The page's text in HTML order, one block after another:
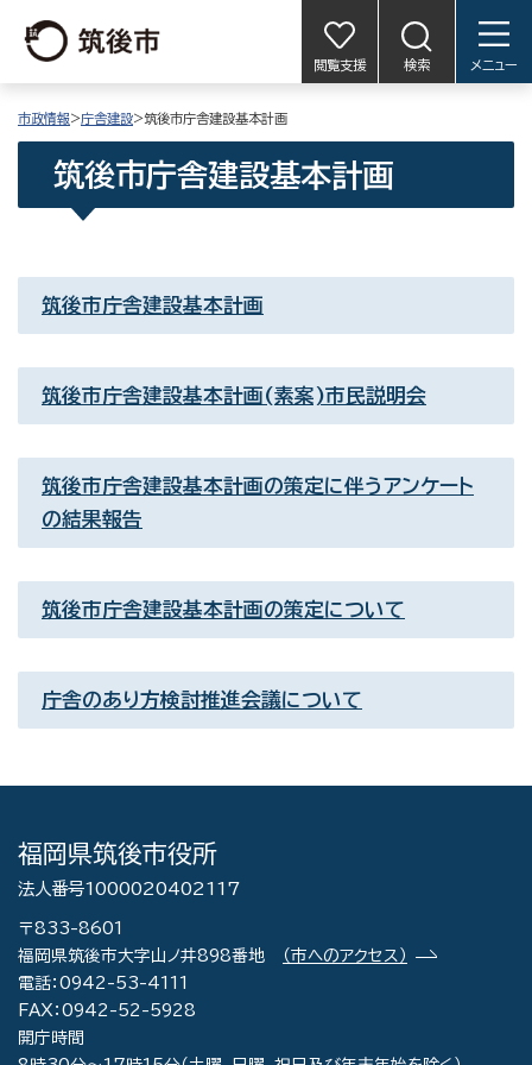
閲覧支援 検索 メニュー
市政情報>庁舎建設>筑後市庁舎建設基本計画
筑後市庁舎建設基本計画
筑後市庁舎建設基本計画
筑後市庁舎建設基本計画(素案)市民説明会
筑後市庁舎建設基本計画の策定に伴うアンケート
の結果報告
筑後市庁舎建設基本計画の策定について
庁舎のあり方検討推進会議について
福岡県筑後市役所
法人番号1000020402117
〒833-8601
福岡県筑後市大字山ノ井898番地
（市へのアクセス）
電話：0942-53-4111
FAX：0942-52-5928
開庁時間